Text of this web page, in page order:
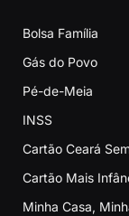
Bolsa Família
Gás do Povo
Pé-de-Meia
INSS
Cartão Ceará
Cartão Mais
Minha Casa,